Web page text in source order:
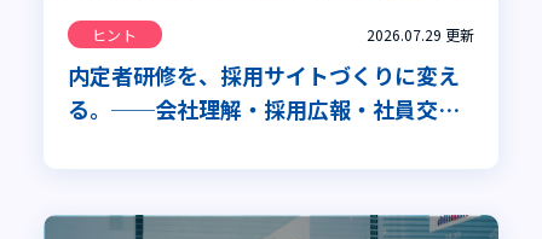
ヒント 2026.07.29 更新
内定者研修を、採用サイトづくりに変え
る。──会社理解・採用広報・社員交流